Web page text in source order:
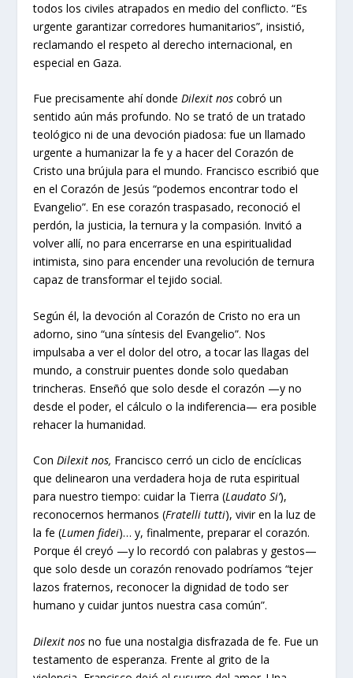
todos los civiles atrapados en medio del conflicto. “Es
urgente garantizar corredores humanitarios”, insistió,
reclamando el respeto al derecho internacional, en
especial en Gaza.
Fue precisamente ahí dondeDilexit nos cobró un
sentido aún más profundo. No se trató de un tratado
teológico ni de una devoción piadosa: fue un llamado
urgente a humanizar la fe y a hacer del Corazón de
Cristo una brújula para el mundo. Francisco escribió que
en el Corazón de Jesús “podemos encontrar todo el
Evangelio”. En ese corazón traspasado, reconoció el
perdón, la justicia, la ternura y la compasión. Invitó a
volver allí, no para encerrarse en una espiritualidad
intimista, sino para encender una revolución de ternura
capaz de transformar el tejido social.
Según él, la devoción al Corazón de Cristo no era un
adorno, sino “una síntesis del Evangelio”. Nos
impulsaba a ver el dolor del otro, a tocar las llagas del
mundo, a construir puentes donde solo quedaban
trincheras. Enseñó que solo desde el corazón —y no
desde el poder, el cálculo o la indiferencia— era posible
rehacer la humanidad.
ConDilexit nos, Francisco cerró un ciclo de encíclicas
que delinearon una verdadera hoja de ruta espiritual
para nuestro tiempo: cuidar la Tierra (Laudato Si’),
reconocernos hermanos (Fratelli tutti), vivir en la luz de
la fe (Lumen fidei)… y, finalmente, preparar el corazón.
Porque él creyó —y lo recordó con palabras y gestos—
que solo desde un corazón renovado podríamos “tejer
lazos fraternos, reconocer la dignidad de todo ser
humano y cuidar juntos nuestra casa común”.
Dilexit nos no fue una nostalgia disfrazada de fe. Fue un
testamento de esperanza. Frente al grito de la